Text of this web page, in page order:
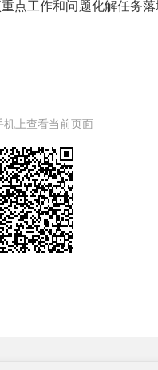
点工作和问题化解任务
机上查看当前页面